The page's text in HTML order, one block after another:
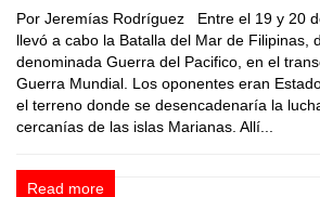
Por Jeremías Rodríguez Entre el 19 y 20
llevó a cabo la Batalla del Mar de Filipinas,
denominada Guerra del Pacifico, en el
Guerra Mundial. Los oponentes eran
el terreno donde se desencadenaría la
cercanías de las islas Marianas. Allí...
Read more